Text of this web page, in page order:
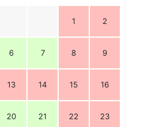
1 2
6 7 8 9
13 14 15 16
20 21 22 23